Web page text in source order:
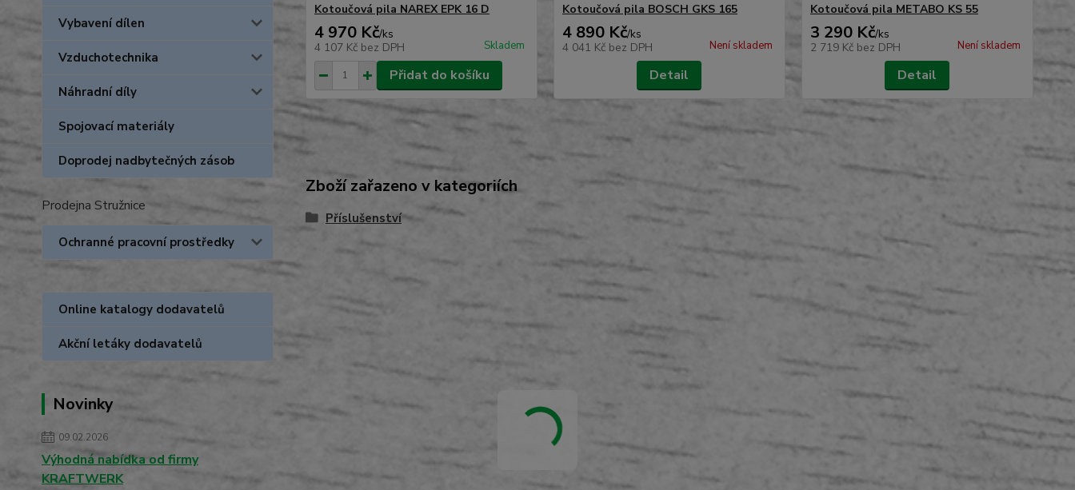
Vybavení dílen
Vzduchotechnika
Náhradní díly
Spojovací materiály
Doprodej nadbytečných zásob
Prodejna Stružnice
Ochranné pracovní prostředky
Online katalogy dodavatelů
Akční letáky dodavatelů
Novinky
09.02.2026
Výhodná nabídka od firmy
KRAFTWERK
Kotoučová pila NAREX EPK 16 D
4 970 Kč/ks
4 107 Kč bez DPH Skladem
Přidat do košíku
Kotoučová pila BOSCH GKS 165
4 890 Kč/ks
4 041 Kč bez DPH Není skladem
Detail
Kotoučová pila METABO KS 55
3 290 Kč/ks
2 719 Kč bez DPH Není skladem
Detail
Zboží zařazeno v kategoriích
Příslušenství